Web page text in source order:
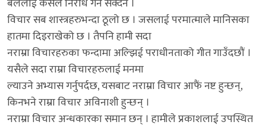
बललाई कसैले निरोध गर्न सक्दैन ।
विचार सब शास्त्रहरुभन्दा ठूलो छ । जसलाई परमात्माले मानिसका
हातमा दिइराखेको छ । तैपनि हामी सदा
नराम्रा विचारहरुका फन्दामा अल्झिई पराधीनताको गीत गाउँदछौं ।
यसैले सदा राम्रा विचारहरुलाई मनमा
ल्याउने अभ्यास गर्नुपर्दछ, यसबाट नराम्रा विचार आफैं नष्ट हुन्छन्,
किनभने राम्रा विचार अविनाशी हुन्छन् ।
नराम्रा विचार अन्धकारका समान छन् । हामीले प्रकाशलाई उपस्थित